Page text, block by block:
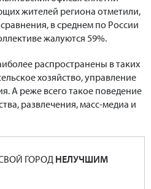
жителей региона отметили,
в среднем по России
жалуются 59%.
распространены в таких
хозяйство, управление
А реже всего такое поведение
развлечения, масс-медиа и
ГОРОД НЕЛУЧШИМ